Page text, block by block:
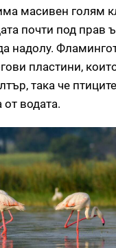
масивен голям
почти под прав
надолу.
пластини,
така че
от водата.